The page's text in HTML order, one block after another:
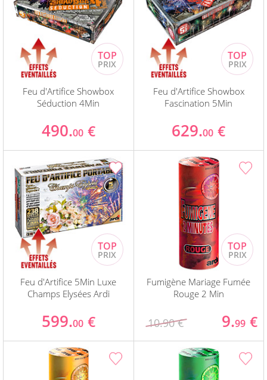
Feu d'Artifice Showbox
Séduction 4Min
490.00 €
Feu d'Artifice Showbox
Fascination 5Min
629.00 €
Feu d'Artifice 5Min Luxe
Champs Elysées Ardi
599.00 €
Fumigène Mariage Fumée
Rouge 2 Min
10.90 € 9.99 €